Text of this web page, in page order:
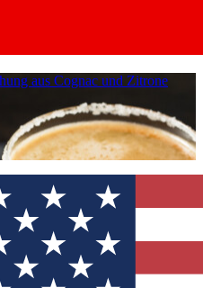
aus Cognac und Zitrone